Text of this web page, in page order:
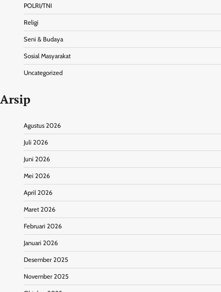
POLRI/TNI
Religi
Seni & Budaya
Sosial Masyarakat
Uncategorized
Arsip
Agustus 2026
Juli 2026
Juni 2026
Mei 2026
April 2026
Maret 2026
Februari 2026
Januari 2026
Desember 2025
November 2025